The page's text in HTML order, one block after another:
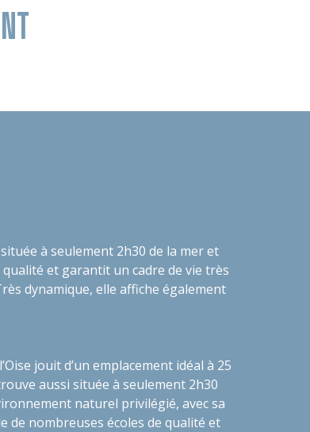
à seulement 2h30 de la mer et
et garantit un cadre de vie très
dynamique, elle affiche également
jouit d’un emplacement idéal à 25
aussi située à seulement 2h30
naturel privilégié, avec sa
de nombreuses écoles de qualité et